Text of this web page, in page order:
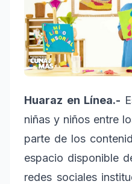
Huaraz en Línea.-
niñas y niños entre
parte de los
espacio disponible
redes sociales